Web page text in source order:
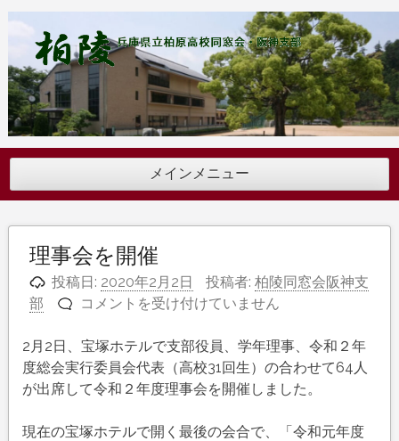
コ
テ
ン
ツ
へ
ス
ッ
メインメニュー
理事会を開催
投稿日: 2020年2月2日 投稿者:柏陵同窓会阪神支
部
理
会
を
開
は
コメントを受け付けていません
2月2日、宝塚ホテルで支部役員、学年理事、令和２年
度総会実行委員会代表（高校31回生）の合わせて64人
が出席して令和２年度理事会を開催しました。
現在の宝塚ホテルで開く最後の会合で、「令和元年度